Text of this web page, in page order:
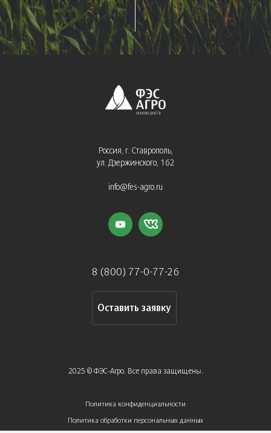
Россия, г. Ставрополь,
ул. Дзержинского, 162
info@fes-agro.ru
8 (800) 77-0-77-26
Оставить заявку
2025 © ФЭС-Агро. Все права защищены.
Политика конфиденциальности
Политика обработки персональных данных